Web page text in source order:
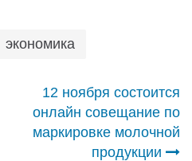
экономика
12 ноября состоится
онлайн совещание по
маркировке молочной
продукции